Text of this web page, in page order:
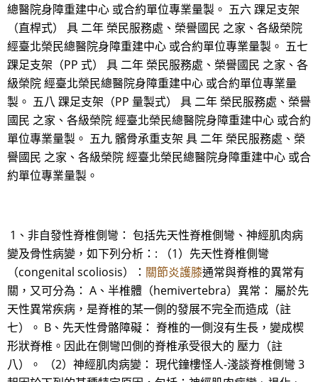
總醫院身障重建中心 或合約單位專業量製。 五六 踝足支架
（直桿式） 具 二年 榮民服務處、榮譽國民 之家、各級榮院
經臺北榮民總醫院身障重建中心 或合約單位專業量製。 五七
踝足支架（PP 式） 具 二年 榮民服務處、榮譽國民 之家、各
級榮院 經臺北榮民總醫院身障重建中心 或合約單位專業量
製。 五八 踝足支架（PP 量製式） 具 二年 榮民服務處、榮譽
國民 之家、各級榮院 經臺北榮民總醫院身障重建中心 或合約
單位專業量製。 五九 髕骨承重支架 具 二年 榮民服務處、榮
譽國民 之家、各級榮院 經臺北榮民總醫院身障重建中心 或合
約單位專業量製。
1、非自發性脊椎側彎： 包括先天性脊椎側彎、神經肌肉病
變及骨性病變，如下列分析：: （1）先天性脊椎側彎
（congenital scoliosis）： 關節炎護膝通常與脊椎的異常有
關，又可分為： A、半椎體（hemivertebra）異常： 屬於先
天性異常疾病，是脊椎的某一側的發展不完全而造成（註
七）。 B、先天性骨骼障礙： 脊椎的一側沒有生長，變成楔
形狀脊椎。因此在側彎凹側的脊椎承受很大的 壓力（註
八）。 （2）神經肌肉病變： 現代鐘樓怪人-淺談脊椎側彎 3